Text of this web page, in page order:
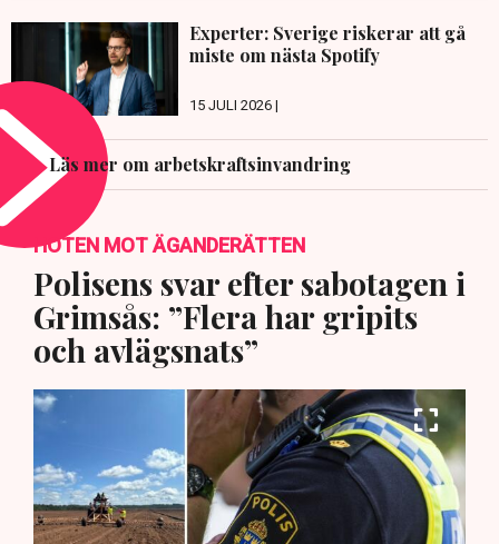
Experter: Sverige riskerar att gå
miste om nästa Spotify
15 JULI 2026 |
Läs mer om arbetskraftsinvandring
HOTEN MOT ÄGANDERÄTTEN
Polisens svar efter sabotagen i
Grimsås: ”Flera har gripits
och avlägsnats”